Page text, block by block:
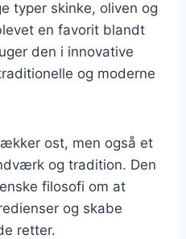
typer skinke, oliven og
en favorit blandt
den i innovative
og moderne
ost, men også et
og tradition. Den
filosofi om at
og skabe
retter.